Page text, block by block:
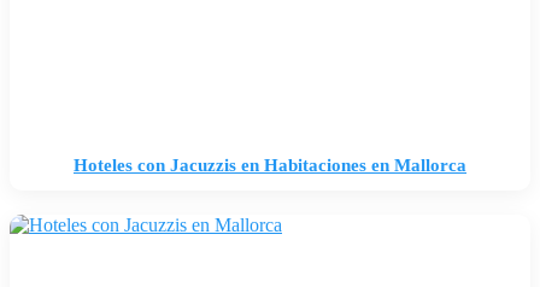
Hoteles con Jacuzzis en Habitaciones en Mallorca